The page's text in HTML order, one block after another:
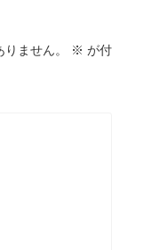
ません。 ※ が付